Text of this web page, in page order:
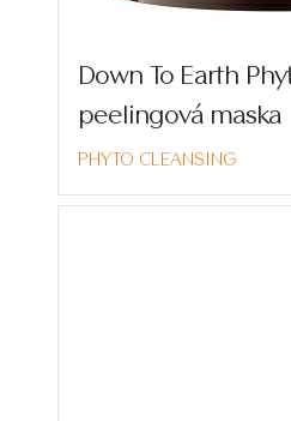
Down To Earth
peelingová maska
PHYTO CLEANSING